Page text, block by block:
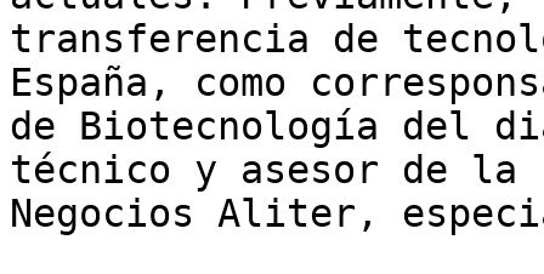
transferencia de
España, como
de Biotecnología del
técnico y asesor de la
Negocios Aliter,